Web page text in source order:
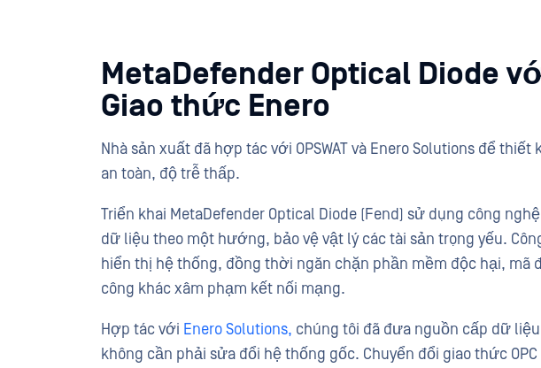
MetaDefender Optical Diode
Giao thức Enero
Nhà sản xuất đã hợp tác với OPSWAT và Enero Solutions để
an toàn, độ trễ thấp.
Triển khai MetaDefender Optical Diode (Fend) sử dụng công
dữ liệu theo một hướng, bảo vệ vật lý các tài sản trọng yếu.
hiển thị hệ thống, đồng thời ngăn chặn phần mềm độc hại, mã
công khác xâm phạm kết nối mạng.
Hợp tác với Enero Solutions, chúng tôi đã đưa nguồn cấp dữ
không cần phải sửa đổi hệ thống gốc. Chuyển đổi giao thức